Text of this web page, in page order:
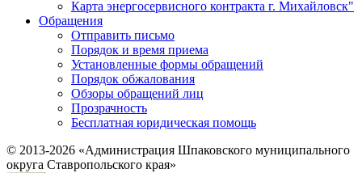
Карта энергосервисного контракта г. Михайловск"
Обращения
Отправить письмо
Порядок и время приема
Установленные формы обращений
Порядок обжалования
Обзоры обращений лиц
Прозрачность
Бесплатная юридическая помощь
© 2013-2026 «Администрация Шпаковского муниципального
округа Ставропольского края»